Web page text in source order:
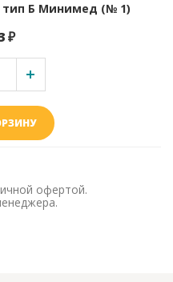
тип Б Минимед (№ 1)
₽
офертой.